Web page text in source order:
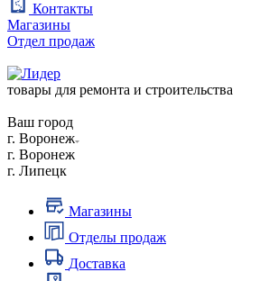
Контакты
Магазины
Отдел продаж
товары для ремонта и строительства
Ваш город
г. Воронеж
г. Воронеж
г. Липецк
Магазины
Отделы продаж
Доставка